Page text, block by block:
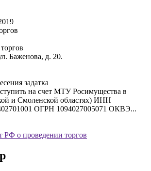
Баженова, д. 20.
задатка
на счет МТУ Росимущества в
и Смоленской областях) ИНН
ОГРН 1094027005071 ОКВЭ...
о проведении торгов